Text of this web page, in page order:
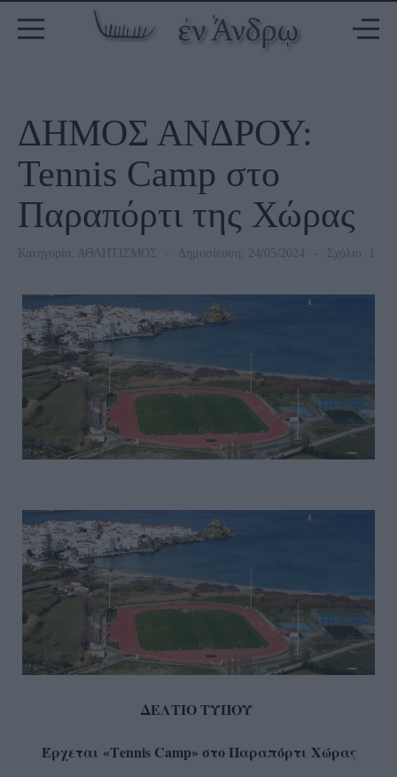
ΔΗΜΟΣ ΑΝΔΡΟΥ:
Tennis Camp στο
Παραπόρτι της Χώρας
Κατηγορία: ΑΘΛΗΤΙΣΜΟΣ Δημοσίευση: 24/05/2024 Σχόλιο: 1
ΔΕΛΤΙΟ ΤΥΠΟΥ
Έρχεται «Τennis Camp» στο Παραπόρτι Χώρας